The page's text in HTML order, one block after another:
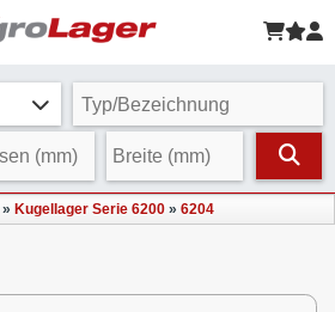
» Kugellager Serie 6200 » 6204